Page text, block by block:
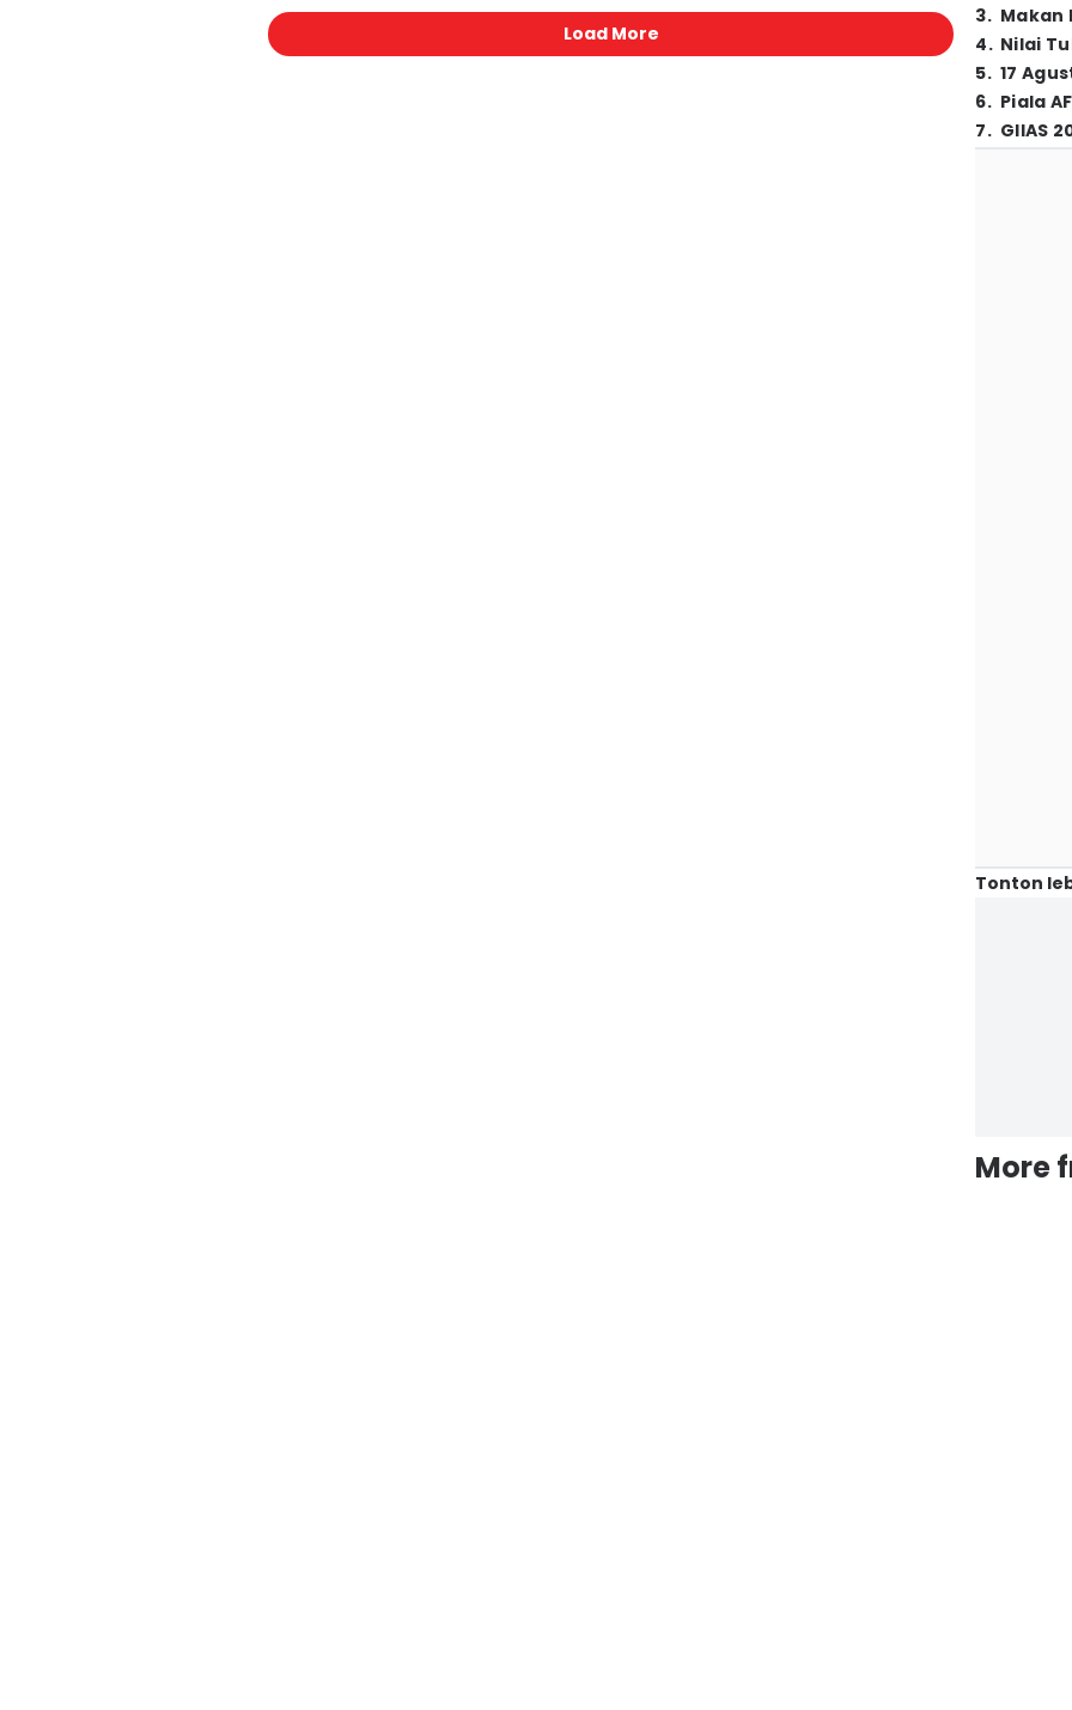
Load More
3. Makan
4. Nilai
5. 17
6. Piala
7. GIIAS
Tonton
More